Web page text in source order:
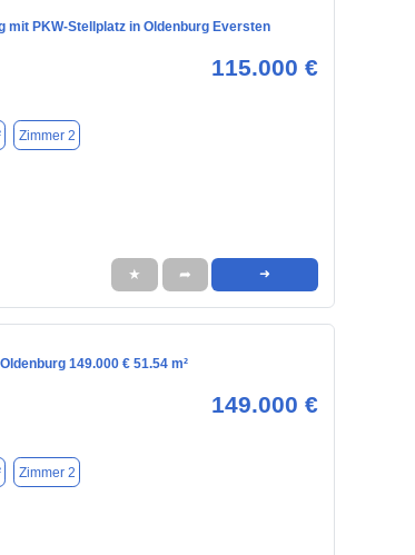
mit PKW-Stellplatz in Oldenburg Eversten
115.000 €
Zimmer 2
★ ➦ ➜
149.000 € 51.54 m²
149.000 €
Zimmer 2